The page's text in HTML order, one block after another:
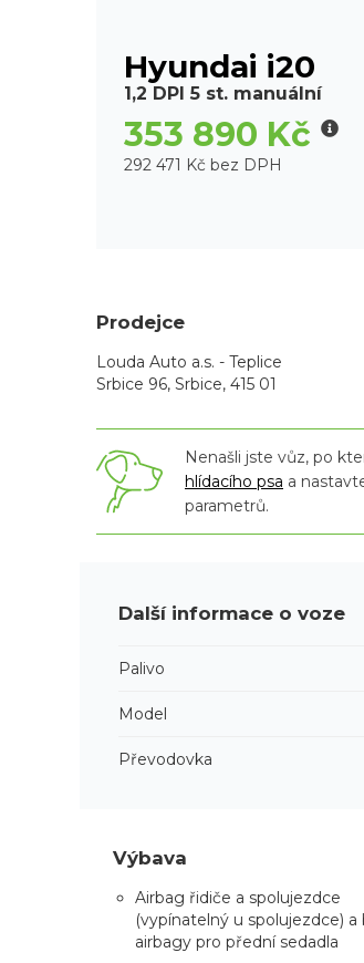
Hyundai i20
1,2 DPI 5 st. manuální
353 890 Kč
292 471 Kč bez DPH
Prodejce
Louda Auto a.s. - Teplice
Srbice 96, Srbice, 415 01
Nenašli jste vůz, po
hlídacího psa a
parametrů.
Další informace o voze
Palivo
Model
Převodovka
Výbava
Airbag řidiče a spolujezdce
(vypínatelný u spolujezdce) a
airbagy pro přední sedadla